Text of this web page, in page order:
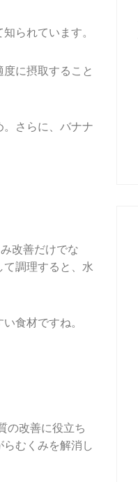
られています。
に摂取すること
さらに、バナナ
改善だけでな
調理すると、水
食材ですね。
の改善に役立ち
むくみを解消し